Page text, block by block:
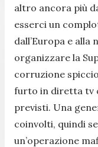
altro ancora più
esserci un
dall’Europa e alla
organizzare la
corruzione
furto in diretta tv
previsti. Una
coinvolti, quindi
un’operazione